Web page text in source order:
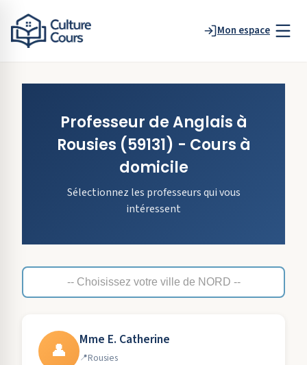
Mon espace
Professeur deAnglais à
Rousies (59131) - Cours à
domicile
Sélectionnez les professeurs qui vous
intéressent
👤 Mme E. Catherine
Rousies